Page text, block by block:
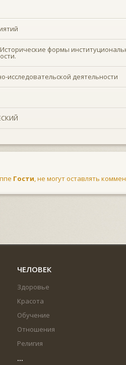
формы
исследовательской деятельности
Гости, не могут оставлять
ЧЕЛОВЕК
Здоровье
Красота
Обучение
Отношения
Религия
...